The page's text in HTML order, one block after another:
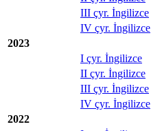
III çyr. İngilizce
IV çyr. İngilizce
2023
I çyr. İngilizce
II çyr. İngilizce
III çyr. İngilizce
IV çyr. İngilizce
2022